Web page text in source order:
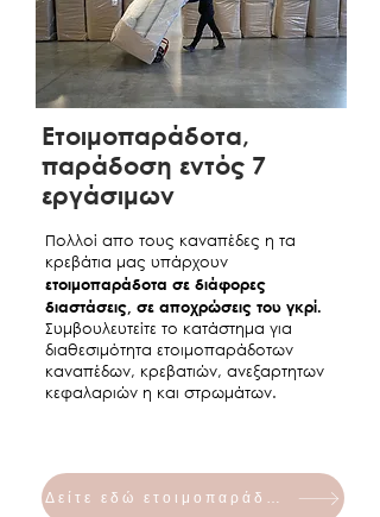
ΚΑΙ ΣΤΡΩΜΑ
090Χ200
ΑΧΙΛΛΕΑΣ
ΚΡΕΒΑΤΙ ΜΕ
ΑΠΟΘΗΚΕΥΤΙΚΟ
ΚΑΙ ΣΤΡΩΜΑ
110Χ200
€640 €690
ΑΧΙΛΛΕΑΣ
ΚΡΕΒΑΤΙ ΜΕ
ΑΠΟΘΗΚΕΥΤΙΚΟ
ΚΑΙ ΣΤΡΩΜΑ
120Χ200
€680
ΑΧΙΛΛΕΑΣ
140Χ200
€880
Ετοιμοπαράδοτα,
παράδοση εντός 7
εργάσιμων
Πολλοί απο τους καναπέδες η τα
κρεβάτια μας υπάρχουν
ετοιμοπαράδοτα σε διάφορες
διαστάσεις, σε αποχρώσεις του γκρί.
Συμβουλευτείτε το κατάστημα για
διαθεσιμότητα ετοιμοπαράδοτων
καναπέδων, κρεβατιών, ανεξαρτητων
κεφαλαριών η και στρωμάτων.
Δείτε εδώ ετοιμοπαράδοτα